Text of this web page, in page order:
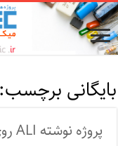
بایگانی برچسب:
پروژه نوشته ALI روی سون سگمنت